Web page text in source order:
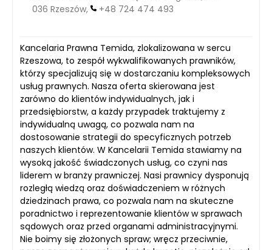
036 Rzeszów,
+48 724 474 493
Kancelaria Prawna Temida, zlokalizowana w sercu
Rzeszowa, to zespół wykwalifikowanych prawników,
którzy specjalizują się w dostarczaniu kompleksowych
usług prawnych. Nasza oferta skierowana jest
zarówno do klientów indywidualnych, jak i
przedsiębiorstw, a każdy przypadek traktujemy z
indywidualną uwagą, co pozwala nam na
dostosowanie strategii do specyficznych potrzeb
naszych klientów. W Kancelarii Temida stawiamy na
wysoką jakość świadczonych usług, co czyni nas
liderem w branży prawniczej. Nasi prawnicy dysponują
rozległą wiedzą oraz doświadczeniem w różnych
dziedzinach prawa, co pozwala nam na skuteczne
poradnictwo i reprezentowanie klientów w sprawach
sądowych oraz przed organami administracyjnymi.
Nie boimy się złożonych spraw; wręcz przeciwnie,